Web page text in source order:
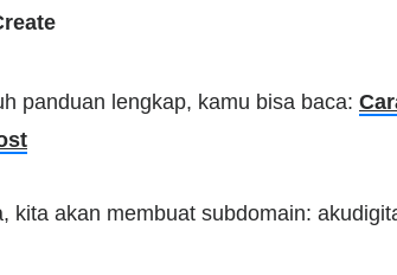
panduan lengkap, kamu bisa baca:
kita akan membuat subdomain: